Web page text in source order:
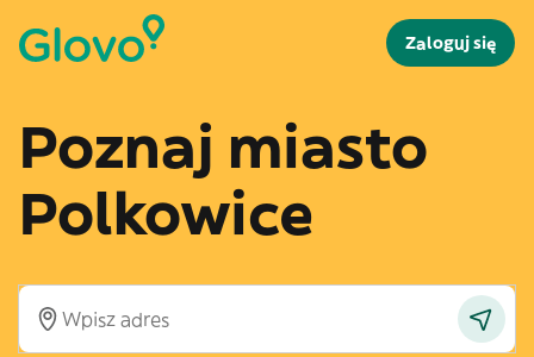
Zaloguj się
Poznaj miasto
Polkowice